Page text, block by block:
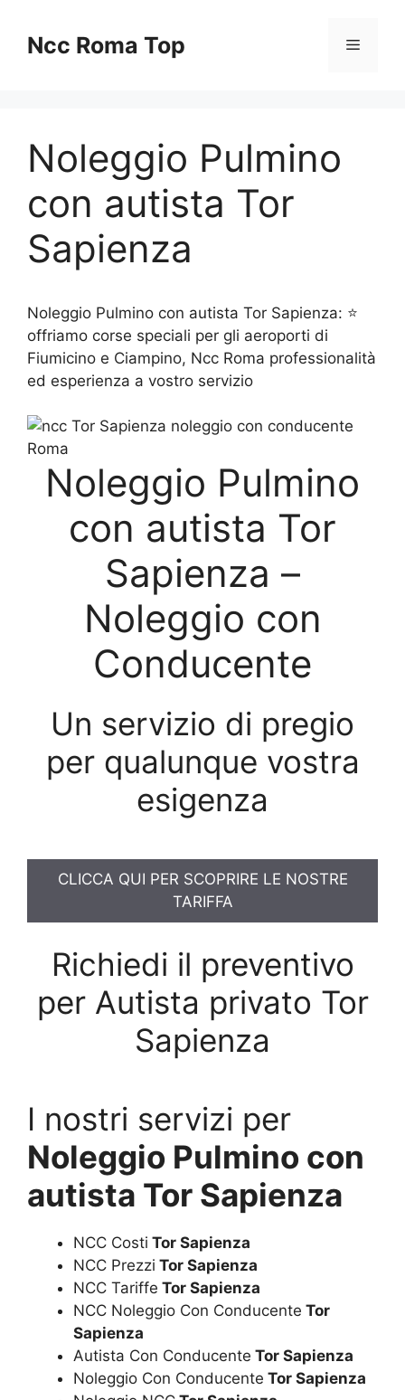
contenuto
Ncc Roma Top Menu
Noleggio Pulmino
con autista Tor
Sapienza
Noleggio Pulmino con autista Tor Sapienza: ⭐
offriamo corse speciali per gli aeroporti di
Fiumicino e Ciampino, Ncc Roma professionalità
ed esperienza a vostro servizio
Noleggio Pulmino
con autista Tor
Sapienza –
Noleggio con
Conducente
Un servizio di pregio
per qualunque vostra
esigenza
CLICCA QUI PER SCOPRIRE LE NOSTRE
TARIFFA
Richiedi il preventivo
per Autista privato Tor
Sapienza
I nostri servizi per
Noleggio Pulmino con
autista Tor Sapienza
NCC Costi Tor Sapienza
NCC Prezzi Tor Sapienza
NCC Tariffe Tor Sapienza
NCC Noleggio Con Conducente Tor
Sapienza
Autista Con Conducente Tor Sapienza
Noleggio Con Conducente Tor Sapienza